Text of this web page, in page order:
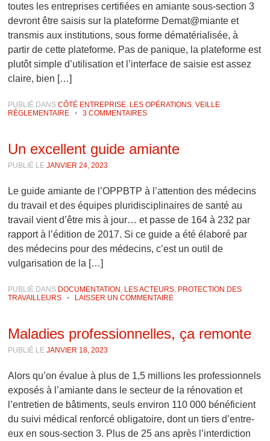
toutes les entreprises certifiées en amiante sous-section 3
devront être saisis sur la plateforme Demat@miante et
transmis aux institutions, sous forme dématérialisée, à
partir de cette plateforme. Pas de panique, la plateforme est
plutôt simple d’utilisation et l’interface de saisie est assez
claire, bien […]
PUBLIÉ DANSCÔTÉ ENTREPRISE LES OPÉRATIONS ,VEILLE
RÉGLEMENTAIRE
• 3 COMMENTAIRES
Un excellent guide amiante
PUBLIÉ LEJANVIER 24, 2023
Le guide amiante de l’OPPBTP à l’attention des médecins
du travail et des équipes pluridisciplinaires de santé au
travail vient d’être mis à jour… et passe de 164 à 232 par
rapport à l’édition de 2017. Si ce guide a été élaboré par
des médecins pour des médecins, c’est un outil de
vulgarisation de la […]
PUBLIÉ DANS DOCUMENTATION, LES ACTEURS, PROTECTION DES
TRAVAILLEURS
• LAISSER UN COMMENTAIRE
Maladies professionnelles, ça remonte
PUBLIÉ LEJANVIER 18, 2023
Alors qu’on évalue à plus de 1,5 millions les professionnels
exposés à l’amiante dans le secteur de la rénovation et
l’entretien de bâtiments, seuls environ 110 000 bénéficient
du suivi médical renforcé obligatoire, dont un tiers d’entre-
eux en sous-section 3. Plus de 25 ans après l’interdiction